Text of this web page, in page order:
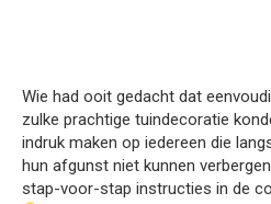
Wie had ooit gedacht dat
zulke prachtige tuindecoratie
indruk maken op iedereen die
hun afgunst niet kunnen
stap-voor-stap instructies in de